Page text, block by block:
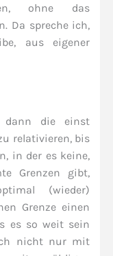
ohne das
Da spreche ich,
aus eigener
die einst
relativieren, bis
in der es keine,
Grenzen gibt,
(wieder)
Grenze einen
es so weit sein
nicht nur mit